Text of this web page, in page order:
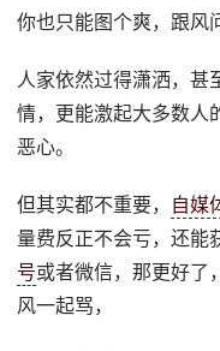
你也只能图个爽，跟风
人家依然过得潇洒，甚
情，更能激起大多数人
恶心。
但其实都不重要， 自媒
量费反正不会亏，还能
号或者微信，那更好了
风一起骂，